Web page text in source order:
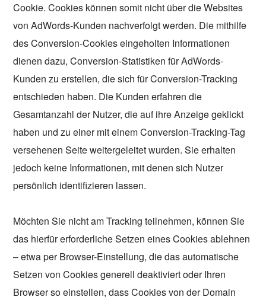
Cookie. Cookies können somit nicht über die Websites
von AdWords-Kunden nachverfolgt werden. Die mithilfe
des Conversion-Cookies eingeholten Informationen
dienen dazu, Conversion-Statistiken für AdWords-
Kunden zu erstellen, die sich für Conversion-Tracking
entschieden haben. Die Kunden erfahren die
Gesamtanzahl der Nutzer, die auf ihre Anzeige geklickt
haben und zu einer mit einem Conversion-Tracking-Tag
versehenen Seite weitergeleitet wurden. Sie erhalten
jedoch keine Informationen, mit denen sich Nutzer
persönlich identifizieren lassen.
Möchten Sie nicht am Tracking teilnehmen, können Sie
das hierfür erforderliche Setzen eines Cookies ablehnen
– etwa per Browser-Einstellung, die das automatische
Setzen von Cookies generell deaktiviert oder Ihren
Browser so einstellen, dass Cookies von der Domain